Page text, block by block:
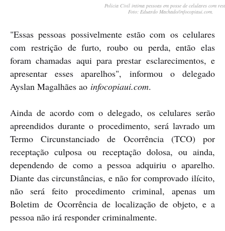
Polícia Civil intima pessoas em posse de celulares com
Foto: Eduardo Machado/infocopiaui.com.
"Essas pessoas possivelmente estão com os celulares
com restrição de furto, roubo ou perda, então elas
foram chamadas aqui para prestar esclarecimentos, e
apresentar esses aparelhos", informou o delegado
Ayslan Magalhães ao infocopiaui.com.
Ainda de acordo com o delegado, os celulares serão
apreendidos durante o procedimento, será lavrado um
Termo Circunstanciado de Ocorrência (TCO) por
receptação culposa ou receptação dolosa, ou ainda,
dependendo de como a pessoa adquiriu o aparelho.
Diante das circunstâncias, e não for comprovado ilícito,
não será feito procedimento criminal, apenas um
Boletim de Ocorrência de localização de objeto, e a
pessoa não irá responder criminalmente.